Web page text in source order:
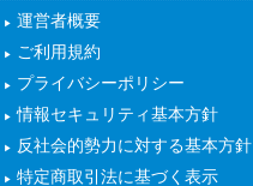
運営者概要
ご利用規約
プライバシーポリシー
情報セキュリティ基本方針
反社会的勢力に対する基本方針
特定商取引法に基づく表示